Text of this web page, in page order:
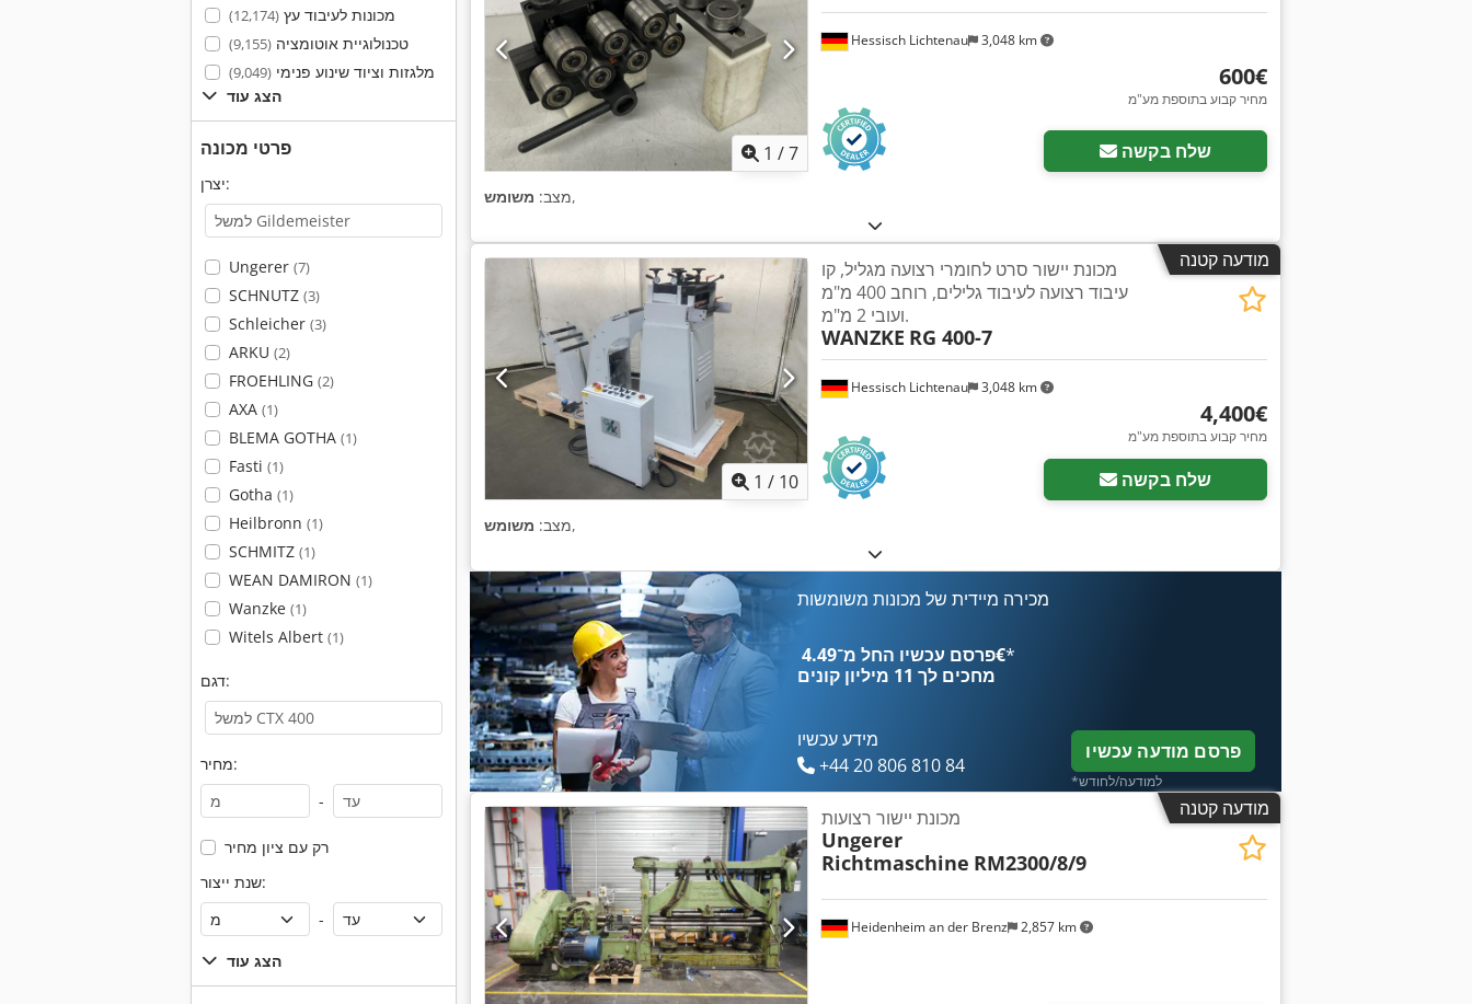
מכונות לעיבוד עץ(12,174)
טכנולוגיית אוטומציה(9,155)
מלגזות וציוד שינוע פנימי(9,049)
הצג עוד
פרטי מכונה
יצרן:
Ungerer (7)
SCHNUTZ (3)
Schleicher (3)
ARKU (2)
FROEHLING (2)
AXA (1)
BLEMA GOTHA (1)
Fasti (1)
Gotha (1)
Heilbronn (1)
SCHMITZ (1)
WEAN DAMIRON (1)
Wanzke (1)
Witels Albert (1)
דגם:
מחיר:
-
רק עם ציון מחיר
שנת ייצור:
-
הצג עוד
1 /7
Hessisch Lichtenau 3,048 km
‏600 ‏€
מחיר קבוע בתוספת מע"מ
שלח בקשה
מצב: משומש ,
מודעה קטנה
1 / 10
Hessisch Lichtenau 3,048 km
מכונת יישור סרט לחומרי רצועה מגליל, קו
עיבוד רצועה לעיבוד גלילים, רוחב 400 מ"מ
ועובי 2 מ"מ.
WANZKE RG 400-7
‏4,400 ‏€
מחיר קבוע בתוספת מע"מ
שלח בקשה
מצב: משומש ,
מכירה מיידית של מכונות משומשות
פרסם עכשיו החל מ־‏4.49 ‏€*
מחכים לך 11 מיליון קונים
מידע עכשיו
+44 20 806 810 84
פרסם מודעה עכשיו
*למודעה/לחודש
מודעה קטנה
Heidenheim an der Brenz 2,857 km
מכונת יישור רצועות
Ungerer
Richtmaschine RM2300/8/9